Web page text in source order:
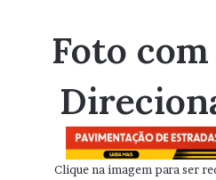
Foto
Clique na imagem para ser